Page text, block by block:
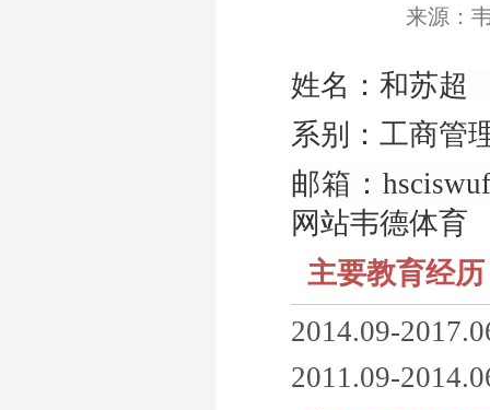
来源：
姓名：和苏超
系别：工商管
邮箱：
网站韦德体育
主要教育经历
2014.09-
2011.09-